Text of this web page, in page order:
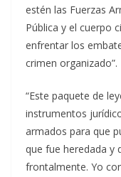
estén las Fuerzas
Pública y el cuerpo
enfrentar los
crimen organizado”.
“Este paquete de
instrumentos
armados para que
que fue heredada y
frontalmente. Yo